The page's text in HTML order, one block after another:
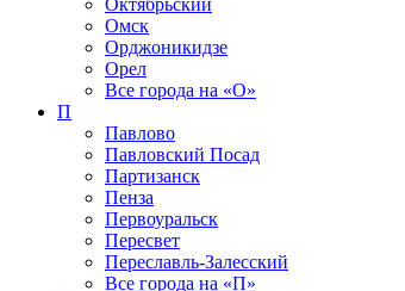
Октябрьский
Омск
Орджоникидзе
Орел
Все города на «О»
П
Павлово
Павловский Посад
Партизанск
Пенза
Первоуральск
Пересвет
Переславль-Залесский
Все города на «П»